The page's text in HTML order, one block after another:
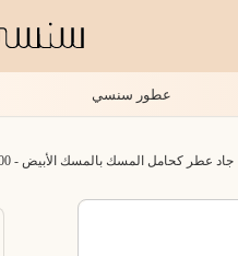
عطور سنسي
جاد عطر كحامل المسك بالمسك الأبيض - 100 مل